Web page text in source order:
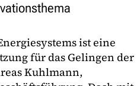
ist eine
für das Gelingen der
Kuhlmann,